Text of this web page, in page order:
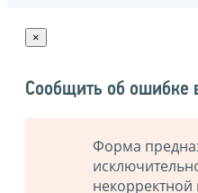
×
Сообщить об ошибке
Форма